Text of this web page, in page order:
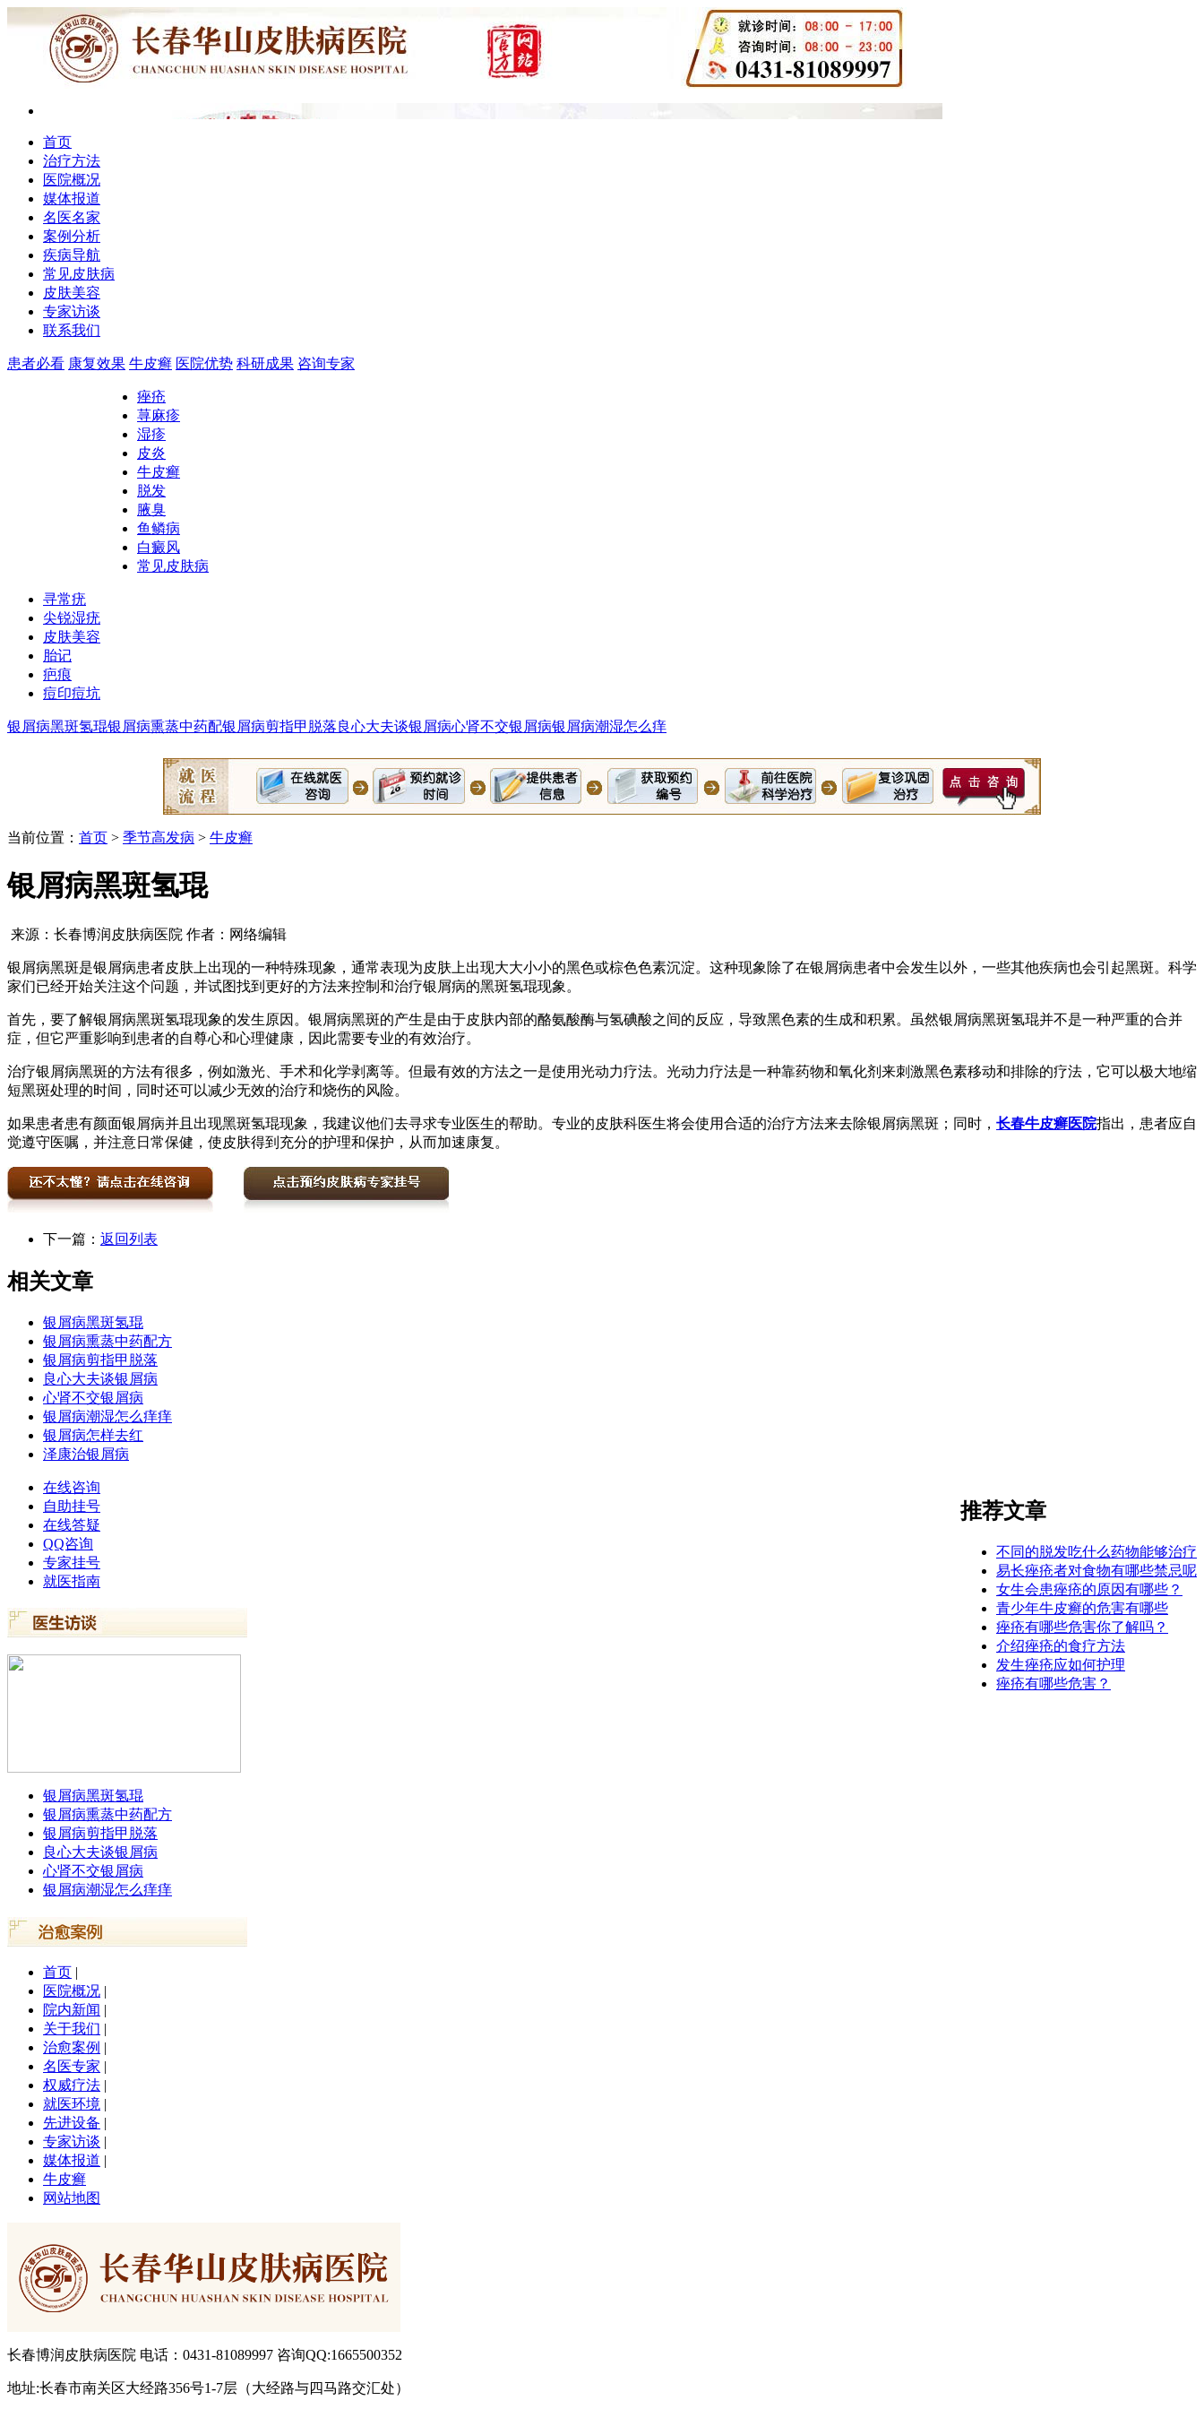
首页
治疗方法
医院概况
媒体报道
名医名家
案例分析
疾病导航
常见皮肤病
皮肤美容
专家访谈
联系我们
患者必看 康复效果 牛皮癣 医院优势 科研成果 咨询专家
痤疮
荨麻疹
湿疹
皮炎
牛皮癣
脱发
腋臭
鱼鳞病
白癜风
常见皮肤病
寻常疣
尖锐湿疣
皮肤美容
胎记
疤痕
痘印痘坑
银屑病黑斑氢琨银屑病熏蒸中药配银屑病剪指甲脱落良心大夫谈银屑病心肾不交银屑病银屑病潮湿怎么痒
当前位置： 首页 > 季节高发病 > 牛皮癣
银屑病黑斑氢琨
来源：长春博润皮肤病医院 作者：网络编辑
银屑病黑斑是银屑病患者皮肤上出现的一种特殊现象，通常表现为皮肤上出现大大小小的黑色或棕色色素沉淀。这种现象除了在银屑病患者中会发生以外，一些其他疾病也会引起黑斑。科学
家们已经开始关注这个问题，并试图找到更好的方法来控制和治疗银屑病的黑斑氢琨现象。
首先，要了解银屑病黑斑氢琨现象的发生原因。银屑病黑斑的产生是由于皮肤内部的酪氨酸酶与氢碘酸之间的反应，导致黑色素的生成和积累。虽然银屑病黑斑氢琨并不是一种严重的合并
症，但它严重影响到患者的自尊心和心理健康，因此需要专业的有效治疗。
治疗银屑病黑斑的方法有很多，例如激光、手术和化学剥离等。但最有效的方法之一是使用光动力疗法。光动力疗法是一种靠药物和氧化剂来刺激黑色素移动和排除的疗法，它可以极大地缩
短黑斑处理的时间，同时还可以减少无效的治疗和烧伤的风险。
如果患者患有颜面银屑病并且出现黑斑氢琨现象，我建议他们去寻求专业医生的帮助。专业的皮肤科医生将会使用合适的治疗方法来去除银屑病黑斑；同时， 长春牛皮癣医院指出，患者应自
觉遵守医嘱，并注意日常保健，使皮肤得到充分的护理和保护，从而加速康复。
下一篇： 返回列表
相关文章
银屑病黑斑氢琨
银屑病熏蒸中药配方
银屑病剪指甲脱落
良心大夫谈银屑病
心肾不交银屑病
银屑病潮湿怎么痒痒
银屑病怎样去红
泽康治银屑病
推荐文章
不同的脱发吃什么药物能够治疗
易长痤疮者对食物有哪些禁忌呢
女生会患痤疮的原因有哪些？
青少年牛皮癣的危害有哪些
痤疮有哪些危害你了解吗？
介绍痤疮的食疗方法
发生痤疮应如何护理
痤疮有哪些危害？
在线咨询
自助挂号
在线答疑
QQ咨询
专家挂号
就医指南
银屑病黑斑氢琨
银屑病熏蒸中药配方
银屑病剪指甲脱落
良心大夫谈银屑病
心肾不交银屑病
银屑病潮湿怎么痒痒
首页 |
医院概况 |
院内新闻 |
关于我们 |
治愈案例 |
名医专家 |
权威疗法 |
就医环境 |
先进设备 |
专家访谈 |
媒体报道 |
牛皮癣
网站地图
长春博润皮肤病医院 电话：0431-81089997 咨询QQ:1665500352
地址:长春市南关区大经路356号1-7层（大经路与四马路交汇处）